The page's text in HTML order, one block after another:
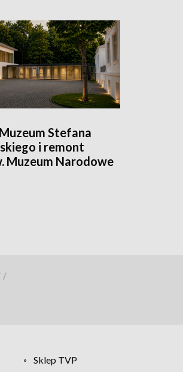
Stefana
i remont
Muzeum Narodowe
/
Sklep TVP